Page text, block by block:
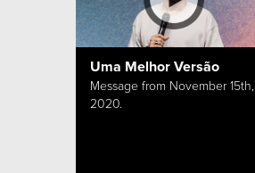
Uma Melhor Versão
Message from November 15th,
2020.